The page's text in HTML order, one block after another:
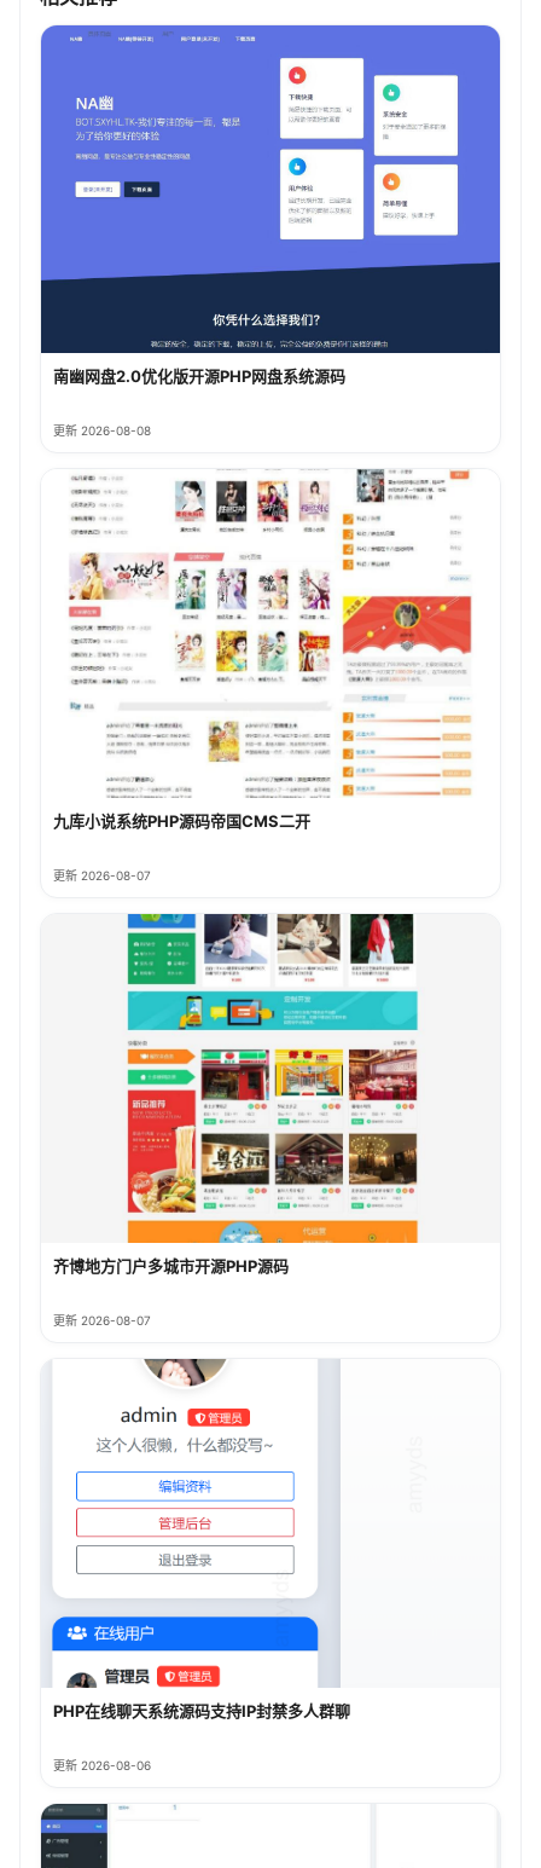
南幽网盘2.0优化版开源PHP网盘系统源码
更新 2026-08-08
九库小说系统PHP源码帝国CMS二开
更新 2026-08-07
齐博地方门户多城市开源PHP源码
更新 2026-08-07
PHP在线聊天系统源码支持IP封禁多人群聊
更新 2026-08-06